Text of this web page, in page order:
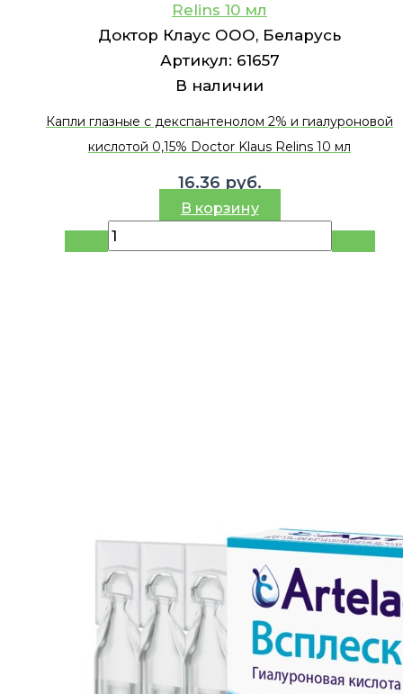
Relins 10 мл
Доктор Клаус ООО, Беларусь
Артикул: 61657
В наличии
Капли глазные с декспантенолом 2% и гиалуроновой
кислотой 0,15% Doctor Klaus Relins 10 мл
16.36 руб.
В корзину